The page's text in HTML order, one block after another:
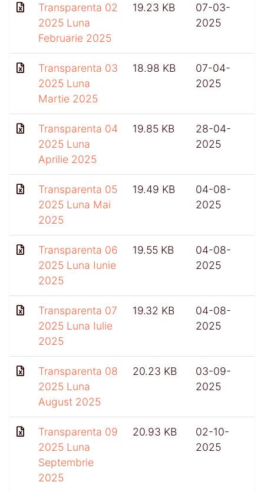
Transparenta 02
2025 Luna
Februarie 2025
19.23 KB
07-03-
2025
Transparenta 03
2025 Luna
Martie 2025
18.98 KB
07-04-
2025
Transparenta 04
2025 Luna
Aprilie 2025
19.85 KB
28-04-
2025
Transparenta 05
2025 Luna Mai
2025
19.49 KB
04-08-
2025
Transparenta 06
2025 Luna Iunie
2025
19.55 KB
04-08-
2025
Transparenta 07
2025 Luna Iulie
2025
19.32 KB
04-08-
2025
Transparenta 08
2025 Luna
August 2025
20.23 KB
03-09-
2025
Transparenta 09
2025 Luna
Septembrie
2025
20.93 KB
02-10-
2025